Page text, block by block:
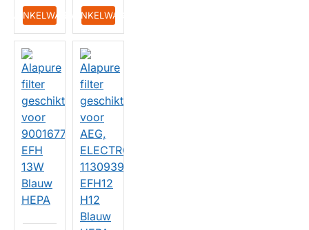
IN WINKELWAGENIN WINKELWAGEN